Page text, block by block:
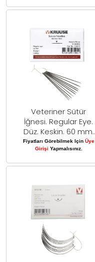
Veteriner Sütür
İğnesi. Regular Eye.
Düz. Keskin. 60 mm.
10/pk
Fiyatları Görebilmek Için Üye
Girişi Yapmalısınız.